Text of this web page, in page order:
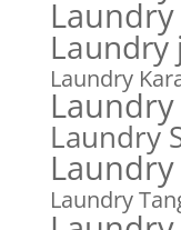
Laundry
Laundry
Laundry
Laundry
Laundry